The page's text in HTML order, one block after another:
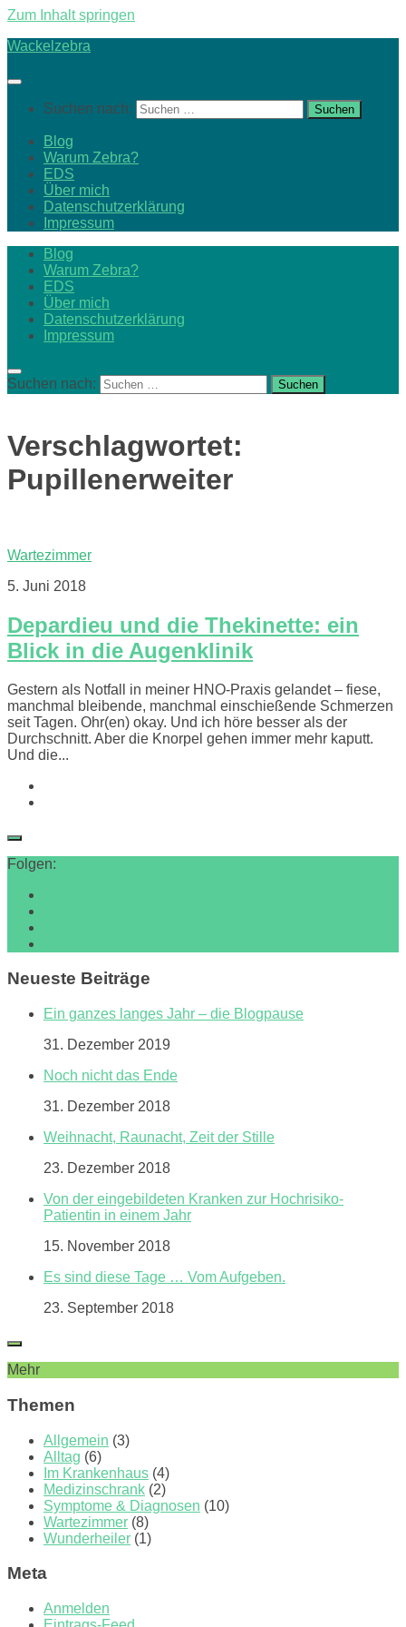
Zum Inhalt springen
Wackelzebra
Suchen nach:
Blog
Warum Zebra?
EDS
Über mich
Datenschutzerklärung
Impressum
Blog
Warum Zebra?
EDS
Über mich
Datenschutzerklärung
Impressum
Suchen nach:
Verschlagwortet:
Pupillenerweiter
Wartezimmer
5. Juni 2018
Depardieu und die Thekinette: ein
Blick in die Augenklinik
Gestern als Notfall in meiner HNO-Praxis gelandet – fiese,
manchmal bleibende, manchmal einschießende Schmerzen
seit Tagen. Ohr(en) okay. Und ich höre besser als der
Durchschnitt. Aber die Knorpel gehen immer mehr kaputt.
Und die...
Folgen:
Neueste Beiträge
Ein ganzes langes Jahr – die Blogpause
31. Dezember 2019
Noch nicht das Ende
31. Dezember 2018
Weihnacht, Raunacht, Zeit der Stille
23. Dezember 2018
Von der eingebildeten Kranken zur Hochrisiko-
Patientin in einem Jahr
15. November 2018
Es sind diese Tage … Vom Aufgeben.
23. September 2018
Mehr
Themen
Allgemein (3)
Alltag (6)
Im Krankenhaus (4)
Medizinschrank (2)
Symptome & Diagnosen (10)
Wartezimmer (8)
Wunderheiler (1)
Meta
Anmelden